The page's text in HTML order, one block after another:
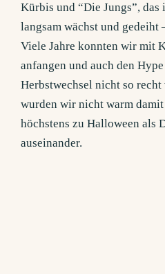
Kürbis und “Die Jungs”, das
langsam wächst und gedeiht
Viele Jahre konnten wir mit
anfangen und auch den
Herbstwechsel nicht so
wurden wir nicht warm
höchstens zu Halloween als
auseinander.